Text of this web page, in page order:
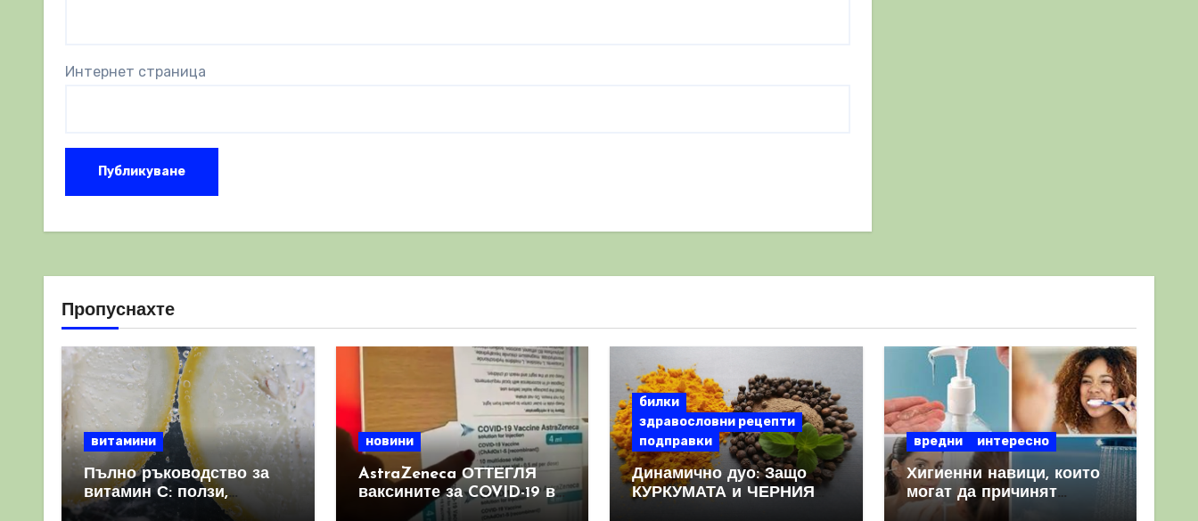
Интернет страница
Пропуснахте
витамини
Пълно ръководство за
витамин С: ползи,
източници и защо е
новини
AstraZeneca ОТТЕГЛЯ
ваксините за COVID-19 в
световен мащаб, след
билки
здравословни рецепти
подправки
Динамично дуо: Защо
КУРКУМАТА и ЧЕРНИЯ
вредни интересно
Хигиенни навици, които
могат да причинят
повече вреда, отколкото